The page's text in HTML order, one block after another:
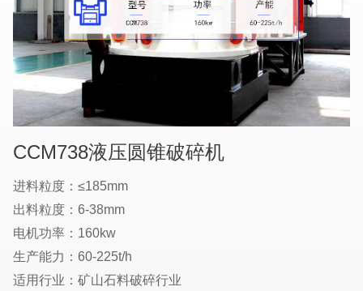
CCM738液压圆锥破碎机
进料粒度：≤185mm
出料粒度：6-38mm
电机功率：160kw
生产能力：60-225t/h
适用行业：矿山石料破碎行业